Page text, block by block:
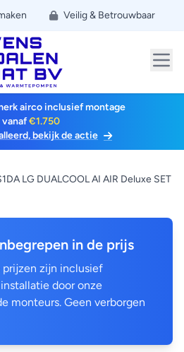
Veilig & Betrouwbaar
airco inclusief montage
vanaf€1.750
bekijk de actie
LG DUALCOOL AI AIR Deluxe SET
in de prijs
zijn inclusief
door onze
monteurs. Geen verborgen